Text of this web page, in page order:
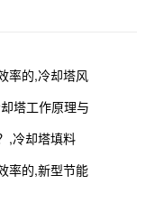
率的,冷却塔风
塔工作原理与
,冷却塔填料
率的,新型节能